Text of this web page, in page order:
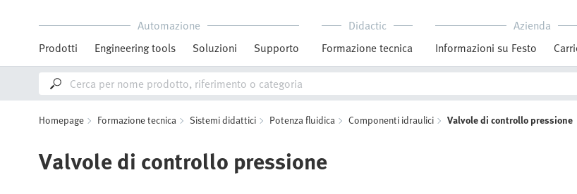
Automazione
Prodotti
Engineering tools Soluzioni Supporto
Didactic
Formazione tecnica
Azienda
Informazioni su Festo
Homepage Formazione tecnica Sistemi didattici Potenza fluidica Componenti idraulici Valvole di controllo pressione
Valvole di controllo pressione